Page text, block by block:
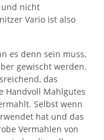
nicht
Vario ist also
es denn sein muss,
gewischt werden.
das
Handvoll Mahlgutes
Selbst wenn
hat und das
Vermahlen von